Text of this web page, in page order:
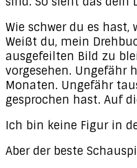
Wie schwer du es
Weißt du, mein
ausgefeilten Bild zu
vorgesehen. Ungefähr
Monaten. Ungefähr
gesprochen hast. Auf
Ich bin keine Figur in
Aber der beste